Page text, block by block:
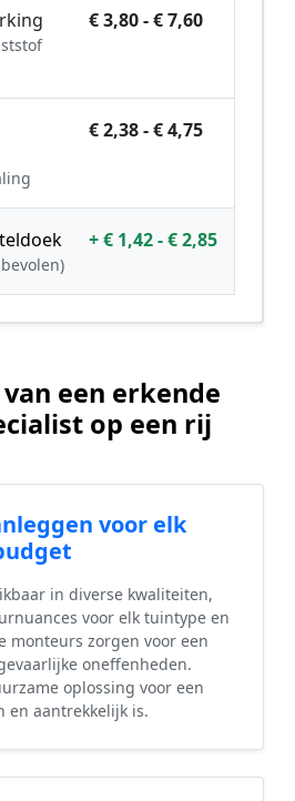
€ 3,80 - € 7,60
€ 2,38 - € 4,75
+ € 1,42 - € 2,85
een erkende
op een rij
voor elk
in diverse kwaliteiten,
voor elk tuintype en
monteurs zorgen voor een
oneffenheden.
oplossing voor een
aantrekkelijk is.